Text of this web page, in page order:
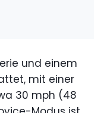
und einem
mit einer
30 mph (48